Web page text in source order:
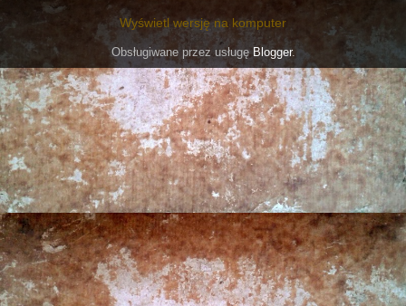
Wyświetl wersję na komputer
Obsługiwane przez usługę Blogger.